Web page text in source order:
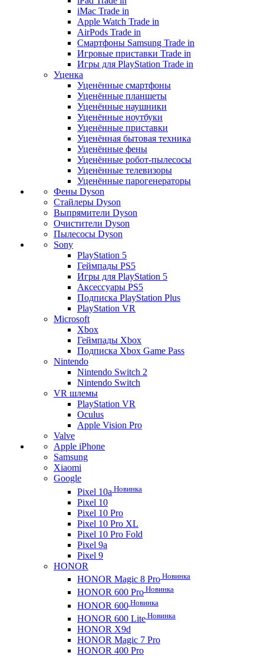
iMac Trade in
Apple Watch Trade in
AirPods Trade in
Смартфоны Samsung Trade in
Игровые приставки Trade in
Игры для PlayStation Trade in
Уценка
Уценённые смартфоны
Уценённые планшеты
Уценённые наушники
Уценённые ноутбуки
Уценённые приставки
Уценённая бытовая техника
Уценённые фены
Уценённые робот-пылесосы
Уценённые телевизоры
Уценённые парогенераторы
Фены Dyson
Стайлеры Dyson
Выпрямители Dyson
Очистители Dyson
Пылесосы Dyson
Sony
PlayStation 5
Геймпады PS5
Игры для PlayStation 5
Аксессуары PS5
Подписка PlayStation Plus
PlayStation VR
Microsoft
Xbox
Геймпады Xbox
Подписка Xbox Game Pass
Nintendo
Nintendo Switch 2
Nintendo Switch
VR шлемы
PlayStation VR
Oculus
Apple Vision Pro
Valve
Apple iPhone
Samsung
Xiaomi
Google
Pixel 10a Новинка
Pixel 10
Pixel 10 Pro
Pixel 10 Pro XL
Pixel 10 Pro Fold
Pixel 9a
Pixel 9
HONOR
HONOR Magic 8 Pro Новинка
HONOR 600 Pro Новинка
HONOR 600 Новинка
HONOR 600 Lite Новинка
HONOR X9d
HONOR Magic 7 Pro
HONOR 400 Pro